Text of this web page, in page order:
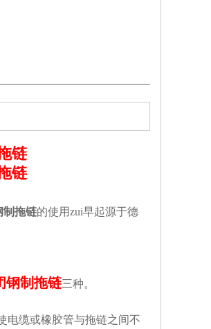
链
链
制拖链的使用zui早起源于德
钢制拖链三种。
电缆或橡胶管与拖链之间不